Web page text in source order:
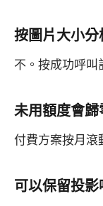
按圖片大小分
不。按成功呼叫
未用額度會歸
付費方案按月滾
可以保留投影